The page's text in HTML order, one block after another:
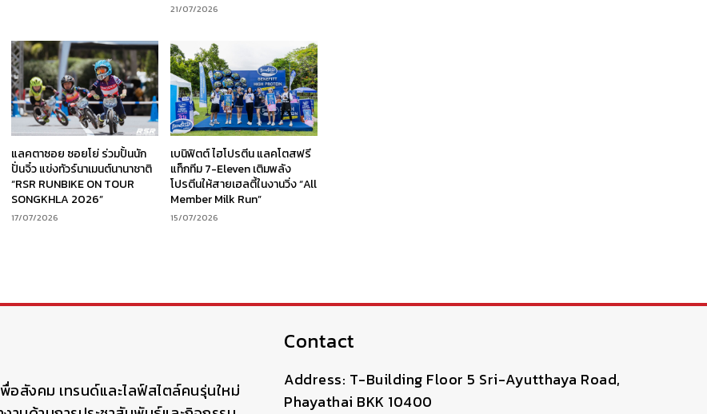
21/07/2026
แลคตาซอย ซอยโย่ ร่วมปั้นนัก
ปั่นจิ๋ว แข่งทัวร์นาเมนต์นานาชาติ
“RSR RUNBIKE ON TOUR
SONGKHLA 2026”
17/07/2026
เบนิฟิตต์ ไฮโปรตีน แลคโตสฟรี
แท็กทีม 7-Eleven เติมพลัง
โปรตีนให้สายเฮลตี้ในงานวิ่ง “All
Member Milk Run”
15/07/2026
อสังคม เทรนด์และไลฟ์สไตล์คนรุ่นใหม่
Contact
Address: T-Building Floor 5 Sri-Ayutthaya Road,
Phayathai BKK 10400